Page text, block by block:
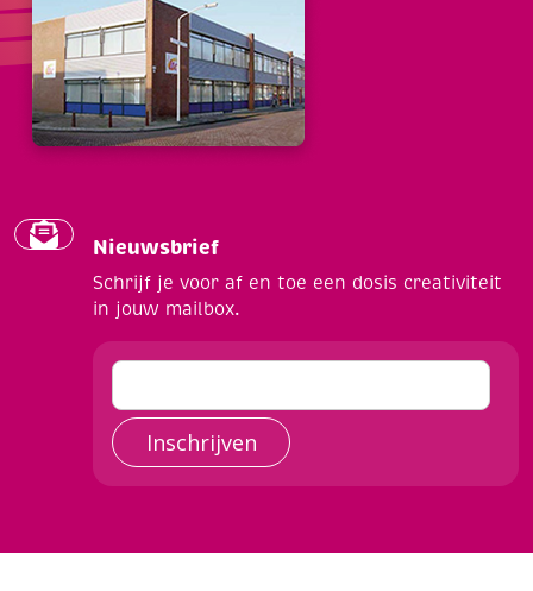
Nieuwsbrief
Schrijf je voor af en toe een dosis creativiteit
in jouw mailbox.
Inschrijven